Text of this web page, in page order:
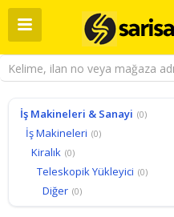
İş Makineleri & Sanayi (0)
İş Makineleri (0)
Kiralık (0)
Teleskopik Yükleyici (0)
Diğer (0)